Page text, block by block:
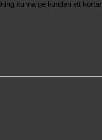
kunna ge kunden ett